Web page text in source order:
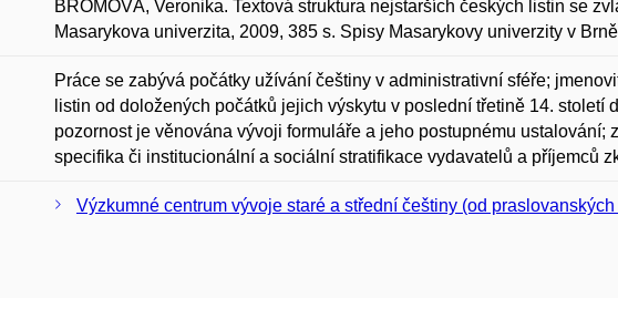
BROMOVÁ, Veronika. Textová struktura nejstarších českých listin se
Masarykova univerzita, 2009, 385 s. Spisy Masarykovy univerzity v
Práce se zabývá počátky užívání češtiny v administrativní sféře;
listin od doložených počátků jejich výskytu v poslední třetině 14.
pozornost je věnována vývoji formuláře a jeho postupnému ustalování;
specifika či institucionální a sociální stratifikace vydavatelů a příjemců
Výzkumné centrum vývoje staré a střední češtiny (od